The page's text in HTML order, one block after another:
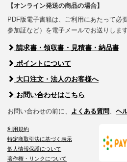
【オンライン発送の商品の場合】
PDF版電子書籍は、ご利用にあたって必
参加証など）を電子メールでお送りします
請求書・領収書・見積書・納品書
ポイントについて
大口注文・法人のお客様へ
お問い合わせはこちら
お問い合わせの前に、 よくある質問 ヘ
利用規約
特定商取引法に基づく表示
個人情報保護について
著作権・リンクについて